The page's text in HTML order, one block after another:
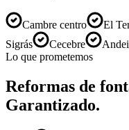
Cambre centro El
Sigrás
Cecebre
Lo que prometemos
Reformas de
Garantizado.